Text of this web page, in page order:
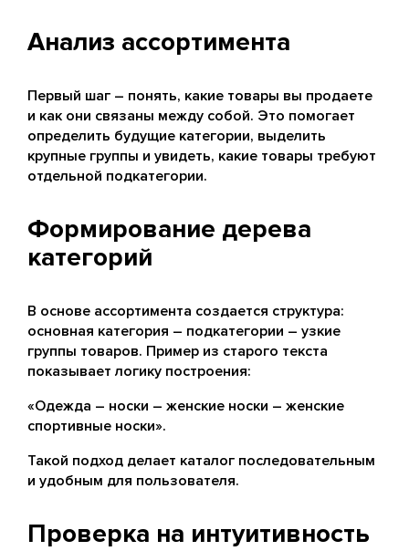
Анализ ассортимента
Первый шаг – понять, какие товары вы продаете
и как они связаны между собой. Это помогает
определить будущие категории, выделить
крупные группы и увидеть, какие товары требуют
отдельной подкатегории.
Формирование дерева
категорий
В основе ассортимента создается структура:
основная категория – подкатегории – узкие
группы товаров. Пример из старого текста
показывает логику построения:
«Одежда – носки – женские носки – женские
спортивные носки».
Такой подход делает каталог последовательным
и удобным для пользователя.
Проверка на интуитивность